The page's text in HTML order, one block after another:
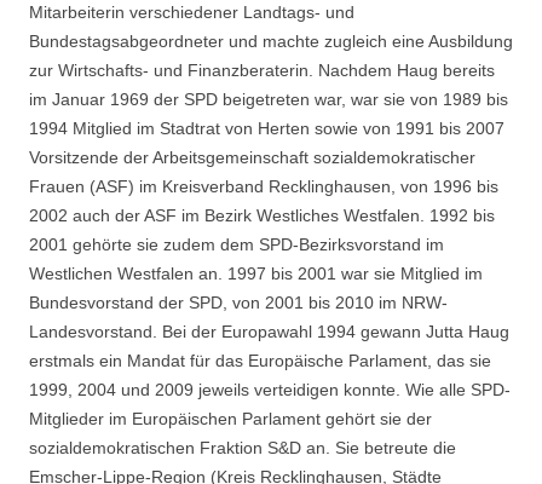
Mitarbeiterin verschiedener Landtags- und
Bundestagsabgeordneter und machte zugleich eine Ausbildung
zur Wirtschafts- und Finanzberaterin. Nachdem Haug bereits
im Januar 1969 der SPD beigetreten war, war sie von 1989 bis
1994 Mitglied im Stadtrat von Herten sowie von 1991 bis 2007
Vorsitzende der Arbeitsgemeinschaft sozialdemokratischer
Frauen (ASF) im Kreisverband Recklinghausen, von 1996 bis
2002 auch der ASF im Bezirk Westliches Westfalen. 1992 bis
2001 gehörte sie zudem dem SPD-Bezirksvorstand im
Westlichen Westfalen an. 1997 bis 2001 war sie Mitglied im
Bundesvorstand der SPD, von 2001 bis 2010 im NRW-
Landesvorstand. Bei der Europawahl 1994 gewann Jutta Haug
erstmals ein Mandat für das Europäische Parlament, das sie
1999, 2004 und 2009 jeweils verteidigen konnte. Wie alle SPD-
Mitglieder im Europäischen Parlament gehört sie der
sozialdemokratischen Fraktion S&D an. Sie betreute die
Emscher-Lippe-Region (Kreis Recklinghausen, Städte